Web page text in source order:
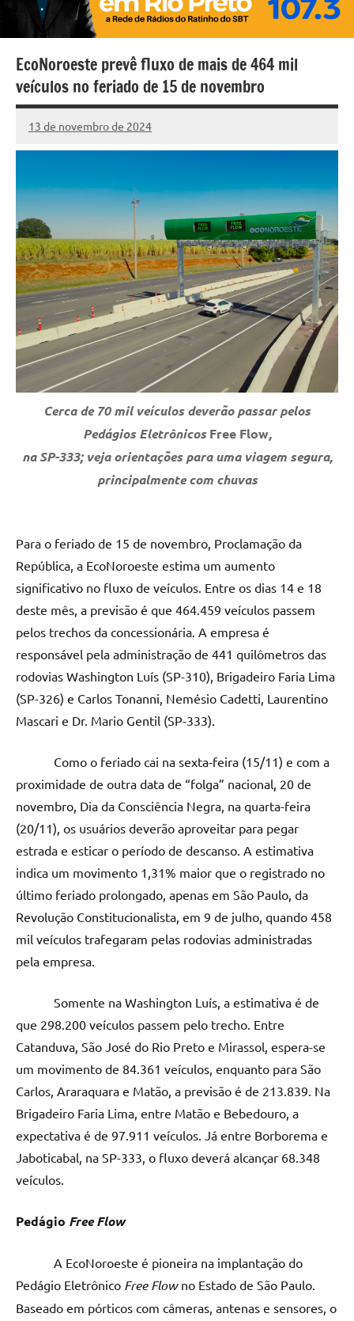
EcoNoroeste prevê fluxo de mais de 464 mil
veículos no feriado de 15 de novembro
13 de novembro de 2024
Marcelo
Fachin
8
comentários
Cerca de 70 mil veículos deverão passar pelos
Pedágios EletrônicosFree Flow,
na SP-333; veja orientações para uma viagem segura,
principalmente com chuvas
Para o feriado de 15 de novembro, Proclamação da
República, a EcoNoroeste estima um aumento
significativo no fluxo de veículos. Entre os dias 14 e 18
deste mês, a previsão é que 464.459 veículos passem
pelos trechos da concessionária. A empresa é
responsável pela administração de 441 quilômetros das
rodovias Washington Luís (SP-310), Brigadeiro Faria Lima
(SP-326) e Carlos Tonanni, Nemésio Cadetti, Laurentino
Mascari e Dr. Mario Gentil (SP-333).
Como o feriado cai na sexta-feira (15/11) e com a
proximidade de outra data de “folga” nacional, 20 de
novembro, Dia da Consciência Negra, na quarta-feira
(20/11), os usuários deverão aproveitar para pegar
estrada e esticar o período de descanso. A estimativa
indica um movimento 1,31% maior que o registrado no
último feriado prolongado, apenas em São Paulo, da
Revolução Constitucionalista, em 9 de julho, quando 458
mil veículos trafegaram pelas rodovias administradas
pela empresa.
Somente na Washington Luís, a estimativa é de
que 298.200 veículos passem pelo trecho. Entre
Catanduva, São José do Rio Preto e Mirassol, espera-se
um movimento de 84.361 veículos, enquanto para São
Carlos, Araraquara e Matão, a previsão é de 213.839. Na
Brigadeiro Faria Lima, entre Matão e Bebedouro, a
expectativa é de 97.911 veículos. Já entre Borborema e
Jaboticabal, na SP-333, o fluxo deverá alcançar 68.348
veículos.
Pedágio Free Flow
A EcoNoroeste é pioneira na implantação do
Pedágio Eletrônico Free Flowno Estado de São Paulo.
Baseado em pórticos com câmeras, antenas e sensores, o